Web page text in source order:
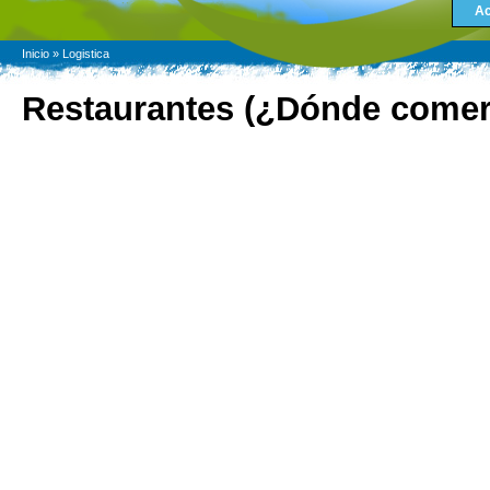
Inicio » Logistica
Restaurantes (¿Dónde